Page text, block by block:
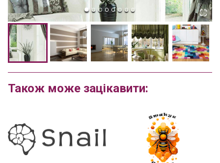
Також може зацікавити: